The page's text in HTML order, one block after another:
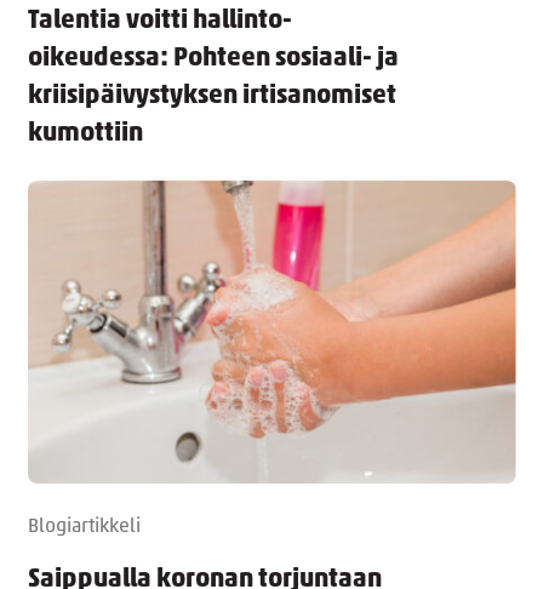
Talentia voitti hallinto-
oikeudessa: Pohteen sosiaali- ja
kriisipäivystyksen irtisanomiset
kumottiin
Blogiartikkeli
Saippualla koronan torjuntaan